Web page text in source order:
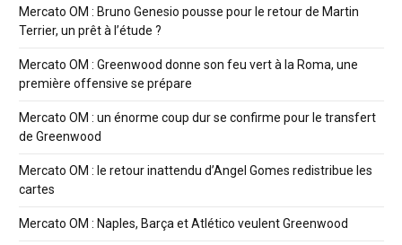
Mercato OM : Bruno Genesio pousse pour le retour de Martin
Terrier, un prêt à l’étude ?
Mercato OM : Greenwood donne son feu vert à la Roma, une
première offensive se prépare
Mercato OM : un énorme coup dur se confirme pour le transfert
de Greenwood
Mercato OM : le retour inattendu d’Angel Gomes redistribue les
cartes
Mercato OM : Naples, Barça et Atlético veulent Greenwood